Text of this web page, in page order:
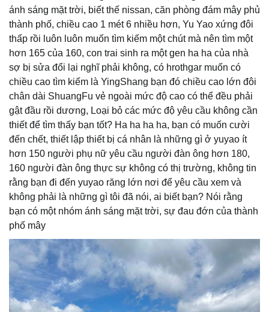
ánh sáng mặt trời, biết thế nissan, căn phòng đám mây phủ
thành phố, chiều cao 1 mét 6 nhiều hơn, Yu Yao xứng đôi
thấp rồi luôn luôn muốn tìm kiếm một chút mà nên tìm một
hơn 165 của 160, con trai sinh ra một gen ha ha của nhà
sợ bị sửa đổi lại nghĩ phải không, có hrothgar muốn có
chiều cao tìm kiếm là YingShang bạn đó chiều cao lớn đôi
chân dài ShuangFu vẻ ngoài mức độ cao có thể đều phải
gật đầu rồi dương, Loại bỏ các mức độ yêu cầu không cần
thiết để tìm thấy bạn tốt? Ha ha ha ha, bạn có muốn cười
đến chết, thiết lập thiết bị cá nhân là những gì ở yuyao ít
hơn 150 người phụ nữ yêu cầu người đàn ông hơn 180,
160 người đàn ông thực sự không có thị trường, không tin
rằng bạn đi đến yuyao răng lớn nơi để yêu cầu xem và
không phải là những gì tôi đã nói, ai biết bạn? Nói rằng
bạn có một nhóm ánh sáng mặt trời, sự đau đớn của thành
phố mây